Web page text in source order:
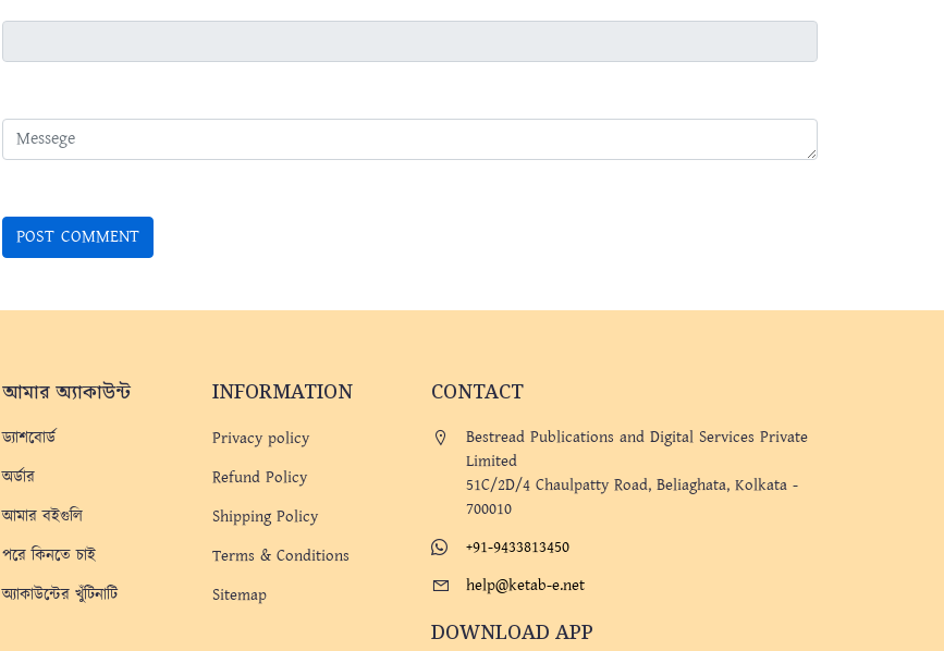
আমার অ্যাকাউন্ট
ড্যাশবোর্ড
অর্ডার
আমার বইগুলি
পরে কিনতে চাই
অ্যাকাউন্টের খুঁটিনাটি
INFORMATION
Privacy policy
Refund Policy
Shipping Policy
Terms & Conditions
Sitemap
CONTACT
Bestread Publications and Digital Services Private
Limited
51C/2D/4 Chaulpatty Road, Beliaghata, Kolkata -
700010
+91-9433813450
help@ketab-e.net
DOWNLOAD APP